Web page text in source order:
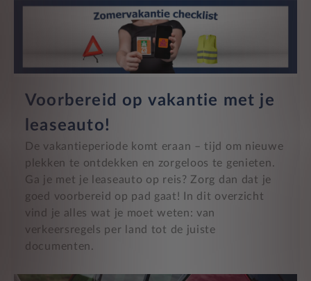
Voorbereid op vakantie met je
leaseauto!
De vakantieperiode komt eraan – tijd om nieuwe
plekken te ontdekken en zorgeloos te genieten.
Ga je met je leaseauto op reis? Zorg dan dat je
goed voorbereid op pad gaat! In dit overzicht
vind je alles wat je moet weten: van
verkeersregels per land tot de juiste
documenten.